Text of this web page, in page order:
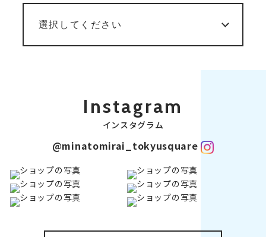
Instagram
インスタグラム
@minatomirai_tokyusquare